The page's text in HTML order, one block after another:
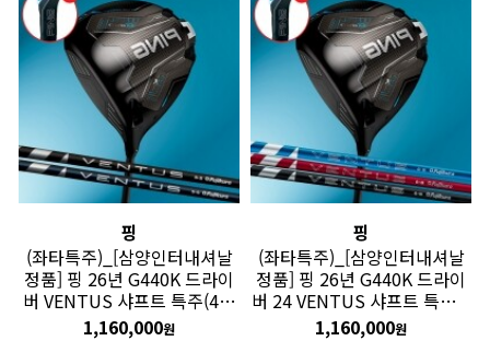
핑
(좌타특주)_[삼양인터내셔날
정품] 핑 26년 G440K 드라이
버 VENTUS 샤프트 특주(4주
소요) GF
1,160,000원
핑
(좌타특주)_[삼양인터내셔날
정품] 핑 26년 G440K 드라이
버 24 VENTUS 샤프트 특주(4
주 소요) GF
1,160,000원